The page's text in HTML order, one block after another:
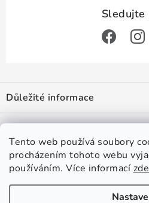
Tento web používá soubory
procházením tohoto webu
používáním. Více informací zde
p
a
Důležité informace
Doprava a platba
Obchodní podmínky
Podmínky ochrany osobních údajů
Hodnocení obchodu
Kontakty
Zajímá vás
Věrnostní program
Velkoobchod
#botego
Míchané drinky a koktejly
Platební metody